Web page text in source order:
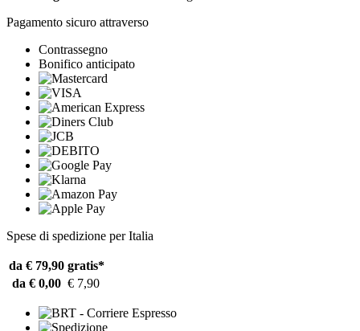
Pagamento sicuro attraverso
Contrassegno
Bonifico anticipato
Spese di spedizione per Italia
da € 79,90 gratis*
da € 0,00 € 7,90